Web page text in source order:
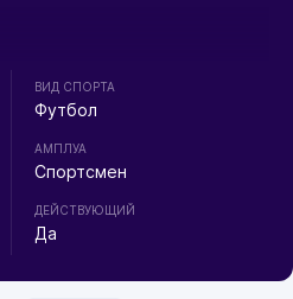
ВИД СПОРТА
Футбол
АМПЛУА
Спортсмен
ДЕЙСТВУЮЩИЙ
Да